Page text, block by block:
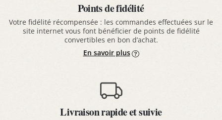
Points de fidélité
Votre fidélité récompensée : les commandes effectuées sur le
site internet vous font bénéficier de points de fidélité
convertibles en bon d’achat.
En savoir plus
Livraison rapide et suivie